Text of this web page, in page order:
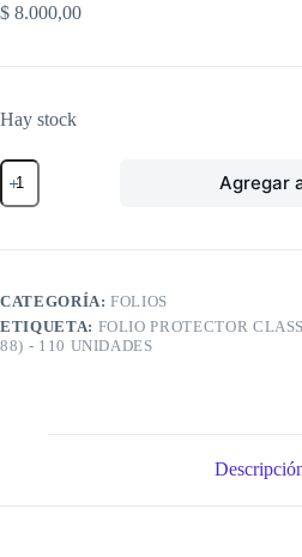
$ 8.000,00
Hay stock
Folio
Protector
Classic
(63.5
-
110
unidades
Agregar
CATEGORÍA:FOLIOS
ETIQUETA: FOLIO PROTECTOR
88) - 110 UNIDADES